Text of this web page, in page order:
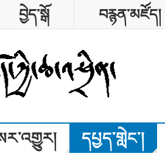
བྱེད་སྒོ བརྙན་མཛོད།
གི་གནས་བབ།
དཔྱད་གླེང༌།